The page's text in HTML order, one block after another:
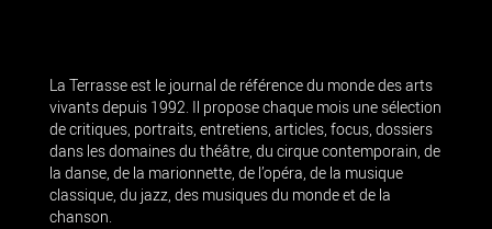
La Terrasse est le journal de référence du monde des arts
vivants depuis 1992. Il propose chaque mois une sélection
de critiques, portraits, entretiens, articles, focus, dossiers
dans les domaines du théâtre, du cirque contemporain, de
la danse, de la marionnette, de l’opéra, de la musique
classique, du jazz, des musiques du monde et de la
chanson.